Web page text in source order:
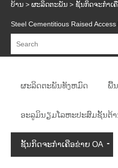
ບ້ານ > ຜະລິດຕະພັນ > ຊັ້ນກິດຈະກໍາເ
Steel Cementitious Raised Access
ຜະລິດຕະພັນທັງຫມົດ ພື້
ອະລູມິນຽມໂລຫະປະສົມຊັ້ນຕ້
ຊັ້ນກິດຈະກໍາເຄືອຂ່າຍ OA